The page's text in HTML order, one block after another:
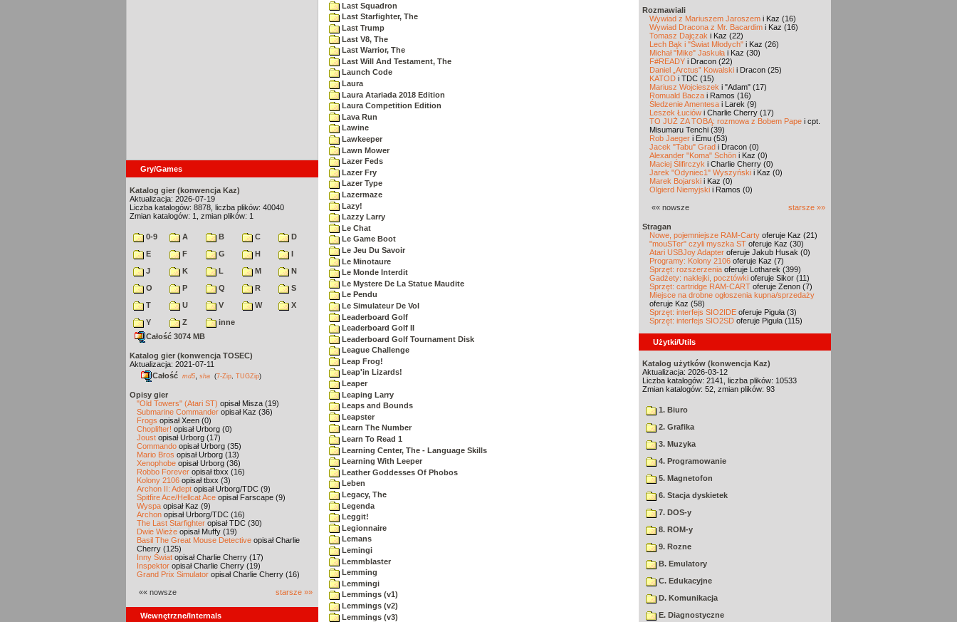
Gry/Games
Katalog gier (konwencja Kaz)
Aktualizacja: 2026-07-19
Liczba katalogów: 8878, liczba plików: 40040
Zmian katalogów: 1, zmian plików: 1
0-9 A B C
D
E
F G H
I
J
K L M
N
O
P Q R
S
T
U V W
X
Y
Z
inne
Całość 3074 MB
Katalog gier (konwencja TOSEC)
Aktualizacja: 2021-07-11
Całość md5 sha (7-Zip TUGZip)
Opisy gier
"Old Towers" (Atari ST) opisał Misza (19)
Submarine Commander opisał Kaz (36)
Frogs opisał Xeen (0)
Choplifter! opisał Urborg (0)
Joust opisał Urborg (17)
Commando opisał Urborg (35)
Mario Bros opisał Urborg (13)
Xenophobe opisał Urborg (36)
Robbo Forever opisał tbxx (16)
Kolony 2106 opisał tbxx (3)
Archon II: Adept opisał Urborg/TDC (9)
Spitfire Ace/Hellcat Ace opisał Farscape (9)
Wyspa opisał Kaz (9)
Archon opisał Urborg/TDC (16)
The Last Starfighter opisał TDC (30)
Dwie Wieże opisał Muffy (19)
Basil The Great Mouse Detective opisał Charlie
Cherry (125)
Inny Świat opisał Charlie Cherry (17)
Inspektor opisał Charlie Cherry (19)
Grand Prix Simulator opisał Charlie Cherry (16)
«« nowsze starsze »»
Wewnętrzne/Internals
Last Squadron
Last Starfighter, The
Last Trump
Last V8, The
Last Warrior, The
Last Will And Testament, The
Launch Code
Laura
Laura Atariada 2018 Edition
Laura Competition Edition
Lava Run
Lawine
Lawkeeper
Lawn Mower
Lazer Feds
Lazer Fry
Lazer Type
Lazermaze
Lazy!
Lazzy Larry
Le Chat
Le Game Boot
Le Jeu Du Savoir
Le Minotaure
Le Monde Interdit
Le Mystere De La Statue Maudite
Le Pendu
Le Simulateur De Vol
Leaderboard Golf
Leaderboard Golf II
Leaderboard Golf Tournament Disk
League Challenge
Leap Frog!
Leap'in Lizards!
Leaper
Leaping Larry
Leaps and Bounds
Leapster
Learn The Number
Learn To Read 1
Learning Center, The - Language Skills
Learning With Leeper
Leather Goddesses Of Phobos
Leben
Legacy, The
Legenda
Leggit!
Legionnaire
Lemans
Lemingi
Lemmblaster
Lemming
Lemmingi
Lemmings (v1)
Lemmings (v2)
Lemmings (v3)
Rozmawiali
Wywiad z Mariuszem Jaroszem i Kaz (16)
Wywiad Dracona z Mr. Bacardim i Kaz (16)
Tomasz Dajczak i Kaz (22)
Lech Bąk i "Świat Młodych" i Kaz (26)
Michał "Mike" Jaskuła i Kaz (30)
F#READY i Dracon (22)
Daniel „Arctus” Kowalski i Dracon (25)
KATOD i TDC (15)
Mariusz Wojcieszek i "Adam" (17)
Romuald Bacza i Ramos (16)
Śledzenie Amentesa i Larek (9)
Leszek Łuciów i Charlie Cherry (17)
TO JUŻ ZA TOBĄ: rozmowa z Bobem Pape i cpt.
Misumaru Tenchi (39)
Rob Jaeger i Emu (53)
Jacek "Tabu" Grad i Dracon (0)
Alexander "Koma" Schön i Kaz (0)
Maciej Ślifirczyk i Charlie Cherry (0)
Jarek "Odyniec1" Wyszyński i Kaz (0)
Marek Bojarski i Kaz (0)
Olgierd Niemyjski i Ramos (0)
«« nowsze starsze »»
Stragan
Nowe, pojemniejsze RAM-Carty oferuje Kaz (21)
"mouSTer" czyli myszka ST oferuje Kaz (30)
Atari USBJoy Adapter oferuje Jakub Husak (0)
Programy: Kolony 2106 oferuje Kaz (7)
Sprzęt: rozszerzenia oferuje Lotharek (399)
Gadżety: naklejki, pocztówki oferuje Sikor (11)
Sprzęt: cartridge RAM-CART oferuje Zenon (7)
Miejsce na drobne ogłoszenia kupna/sprzedaży
oferuje Kaz (58)
Sprzęt: interfejs SIO2IDE oferuje Piguła (3)
Sprzęt: interfejs SIO2SD oferuje Piguła (115)
Użytki/Utils
Katalog użytków (konwencja Kaz)
Aktualizacja: 2026-03-12
Liczba katalogów: 2141, liczba plików: 10533
Zmian katalogów: 52, zmian plików: 93
1. Biuro
2. Grafika
3. Muzyka
4. Programowanie
5. Magnetofon
6. Stacja dyskietek
7. DOS-y
8. ROM-y
9. Rozne
B. Emulatory
C. Edukacyjne
D. Komunikacja
E. Diagnostyczne